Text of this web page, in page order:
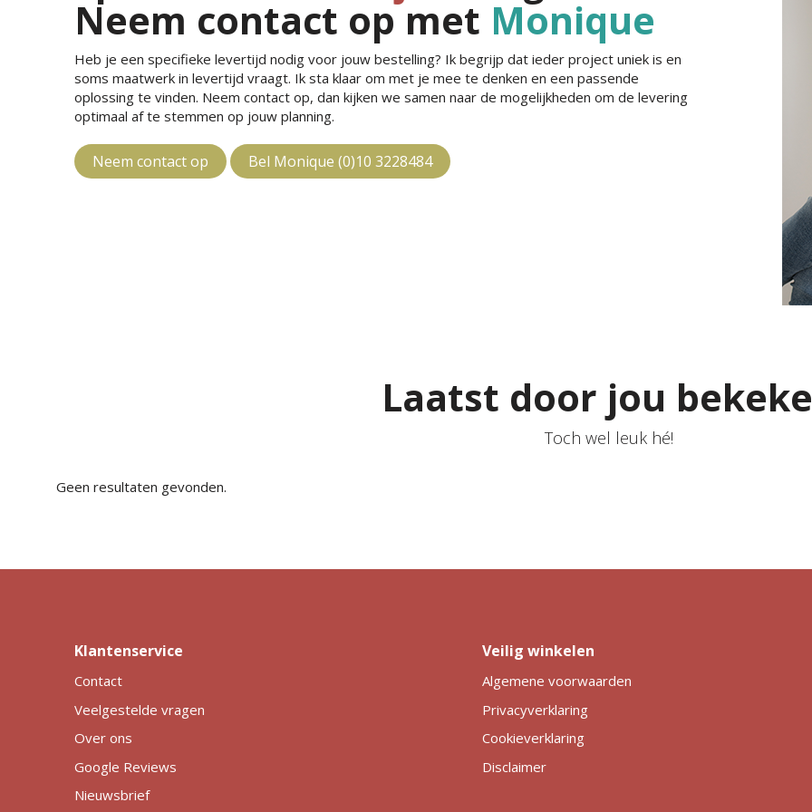
Neem contact op met Monique
Heb je een specifieke levertijd nodig voor jouw bestelling? Ik begrijp dat ieder project uniek is en
soms maatwerk in levertijd vraagt. Ik sta klaar om met je mee te denken en een passende
oplossing te vinden. Neem contact op, dan kijken we samen naar de mogelijkheden om de levering
optimaal af te stemmen op jouw planning.
Neem contact op Bel Monique (0)10 3228484
Laatst door jou
Toch wel leuk hé!
Geen resultaten gevonden.
Klantenservice
Contact
Veelgestelde vragen
Over ons
Google Reviews
Nieuwsbrief
Veilig winkelen
Algemene voorwaarden
Privacyverklaring
Cookieverklaring
Disclaimer